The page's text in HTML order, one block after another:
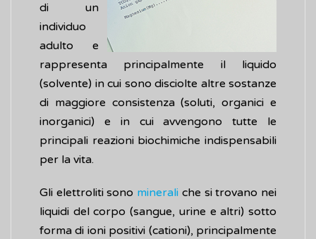
di un
individuo
adulto e
rappresenta principalmente il liquido
(solvente) in cui sono disciolte altre sostanze
di maggiore consistenza (soluti, organici e
inorganici) e in cui avvengono tutte le
principali reazioni biochimiche indispensabili
per la vita.
Gli elettroliti sono minerali che si trovano nei
liquidi del corpo (sangue, urine e altri) sotto
forma di ioni positivi (cationi), principalmente